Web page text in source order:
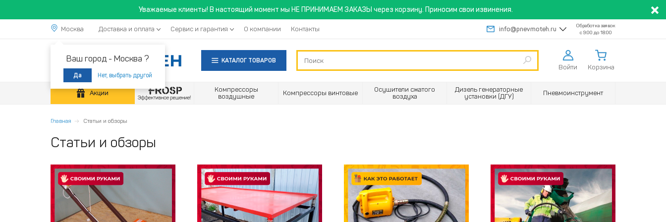
Уважаемые клиенты! В настоящий момент мы НЕ ПРИНИМАЕМ ЗАКАЗЫ через корзину. Приносим свои извинения.
Москва
Ваш город - Москва ?
Да Нет, выбрать другой
Доставка и оплата Сервис и гарантия О компании Контакты info@pnevmoteh.ru
Обработка заявок
с 9:00 до 18:00
КАТАЛОГ ТОВАРОВ
Войти Корзина
Акции
Компрессоры
воздушные
Компрессоры винтовые
Осушители сжатого
воздуха
Дизель генераторные
установки (ДГУ)
Пневмоинструмент
Главная Статьи и обзоры
Статьи и обзоры